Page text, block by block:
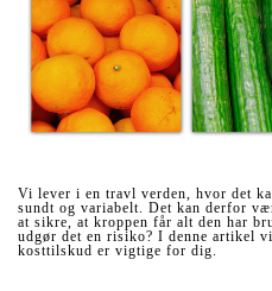
Vi lever i en travl verden, hvor det
sundt og variabelt. Det kan derfor
at sikre, at kroppen får alt den har
udgør det en risiko? I denne artikel
kosttilskud er vigtige for dig.